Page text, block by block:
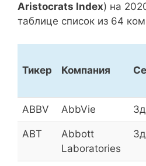
Детский мир
Башнефть (прив.)
Башнефть
Газпром
Aristocrats Index) на
таблице список из 64
Тикер Компания
ABBV AbbVie
ABT
Abbott
Laboratories